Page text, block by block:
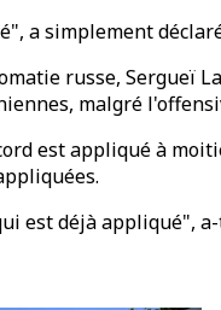
a simplement
russe, Sergueï
malgré
est appliqué à
est déjà appliqué",